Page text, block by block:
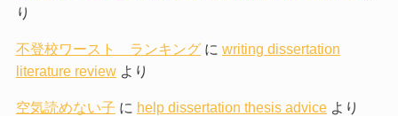
り
不登校ワースト ランキングに writing dissertation
literature reviewより
空気読めない子 に help dissertation thesis adviceより